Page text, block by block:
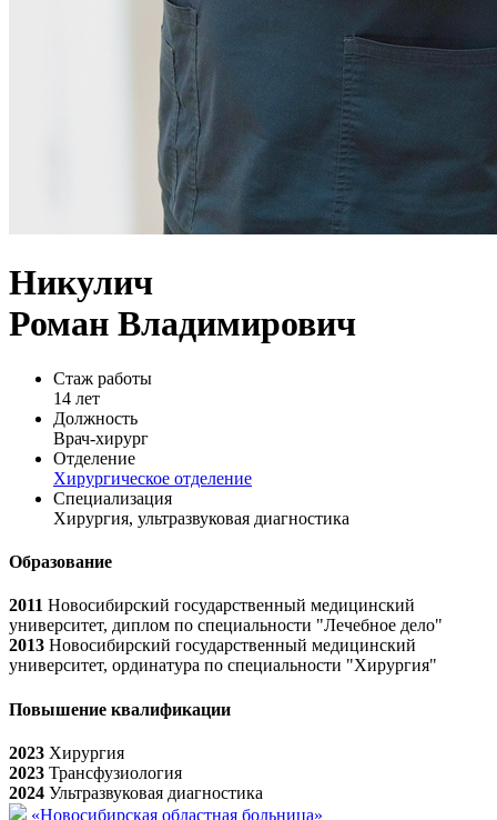
Никулич
Роман Владимирович
Стаж работы
14 лет
Должность
Врач-хирург
Отделение
Хирургическое отделение
Специализация
Хирургия, ультразвуковая диагностика
Образование
2011 Новосибирский государственный медицинский
университет, диплом по специальности "Лечебное дело"
2013 Новосибирский государственный медицинский
университет, ординатура по специальности "Хирургия"
Повышение квалификации
2023 Хирургия
2023 Трансфузиология
2024 Ультразвуковая диагностика
«Новосибирская областная больница»